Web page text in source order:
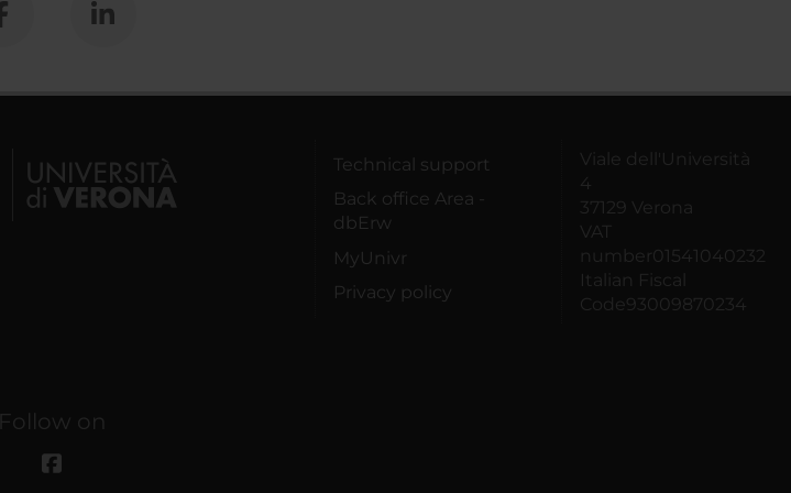
Technical support
Back office Area -
dbErw
MyUnivr
Privacy policy
Viale dell'Università
4
37129 Verona
VAT
number01541040232
Italian Fiscal
Code93009870234
Follow on